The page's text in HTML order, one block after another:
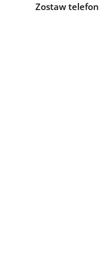
Zostaw telefon